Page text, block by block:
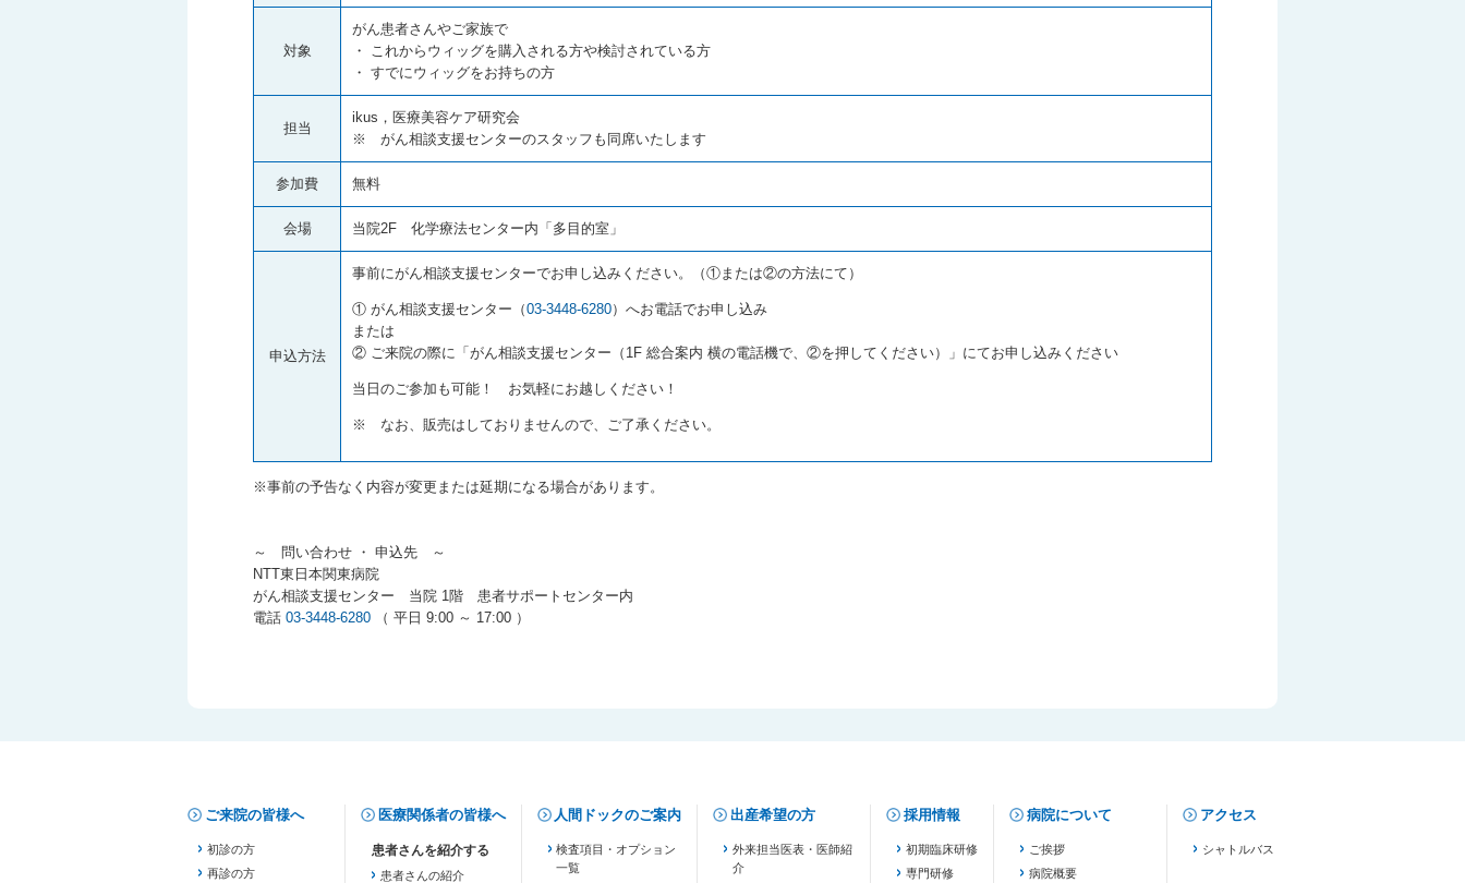
対象
がん患者さんやご家族で
・ これからウィッグを購入される方や検討されている方
・ すでにウィッグをお持ちの方
担当
ikus，医療美容ケア研究会
※ がん相談支援センターのスタッフも同席いたします
参加費 無料
会場 当院2F 化学療法センター内「多目的室」
申込方法
事前にがん相談支援センターでお申し込みください。（①または②の方法にて）
① がん相談支援センター（03-3448-6280）へお電話でお申し込み
または
② ご来院の際に「がん相談支援センター（1F 総合案内 横の電話機で、②を押してください）」にてお申し込みください
当日のご参加も可能！ お気軽にお越しください！
※ なお、販売はしておりませんので、ご了承ください。
※事前の予告なく内容が変更または延期になる場合があります。
～ 問い合わせ ・ 申込先 ～
NTT東日本関東病院
がん相談支援センター 当院 1階 患者サポートセンター内
電話 03-3448-6280 （ 平日 9:00 ～ 17:00 ）
ご来院の皆様へ
初診の方
再診の方
医療関係者の皆様へ
患者さんの紹介
人間ドックのご案内
検査項目・オプション
一覧
出産希望の方
外来担当医表・医師紹
介
採用情報
初期臨床研修
専門研修
病院について
ご挨拶
病院概要
アクセス
シャトルバス